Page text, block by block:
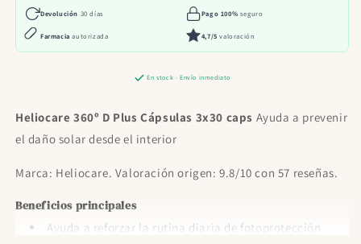
Devolución 30 días Pago 100% seguro
Farmacia autorizada 4,7/5 valoración
En stock · Envío inmediato
Heliocare 360º D Plus Cápsulas 3x30 caps Ayuda a prevenir
el daño solar desde el interior
Marca: Heliocare. Valoración origen: 9.8/10 con 57 reseñas.
Beneficios principales
Ayuda a reforzar la rutina diaria de fotoprotección